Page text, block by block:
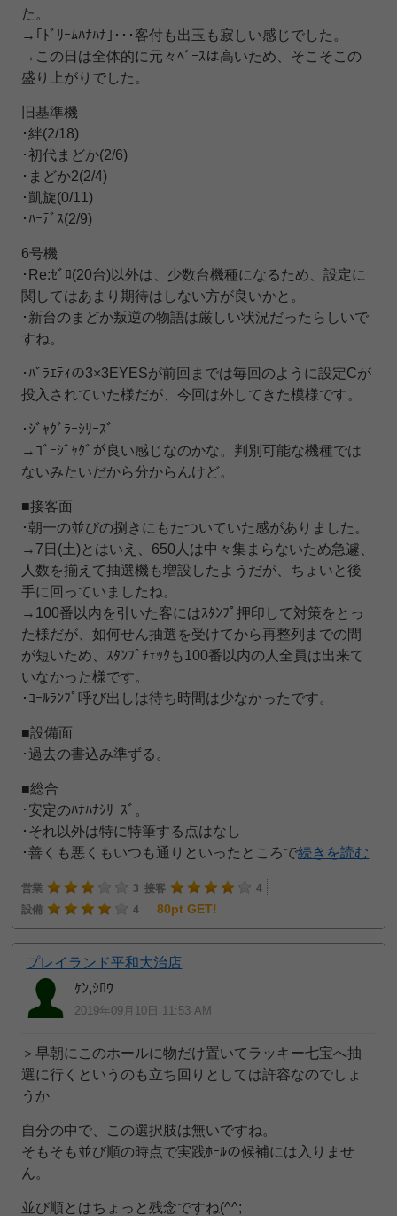
た。
→｢ﾄﾞﾘｰﾑﾊﾅﾊﾅ｣･･･客付も出玉も寂しい感じでした。
→この日は全体的に元々ﾍﾞｰｽは高いため、そこそこの
盛り上がりでした。
旧基準機
･絆(2/18)
･初代まどか(2/6)
･まどか2(2/4)
･凱旋(0/11)
･ﾊｰﾃﾞｽ(2/9)
6号機
･Re:ｾﾞﾛ(20台)以外は、少数台機種になるため、設定に
関してはあまり期待はしない方が良いかと。
･新台のまどか叛逆の物語は厳しい状況だったらしいで
すね。
･ﾊﾞﾗｴﾃｨの3×3EYESが前回までは毎回のように設定Cが
投入されていた様だが、今回は外してきた模様です。
･ｼﾞｬｸﾞﾗｰｼﾘｰｽﾞ
→ｺﾞｰｼﾞｬｸﾞが良い感じなのかな。判別可能な機種では
ないみたいだから分からんけど。
■接客面
･朝一の並びの捌きにもたついていた感がありました。
→7日(土)とはいえ、650人は中々集まらないため急遽、
人数を揃えて抽選機も増設したようだが、ちょいと後
手に回っていましたね。
→100番以内を引いた客にはｽﾀﾝﾌﾟ押印して対策をとっ
た様だが、如何せん抽選を受けてから再整列までの間
が短いため、ｽﾀﾝﾌﾟﾁｪｯｸも100番以内の人全員は出来て
いなかった様です。
･ｺｰﾙﾗﾝﾌﾟ呼び出しは待ち時間は少なかったです。
■設備面
･過去の書込み準ずる。
■総合
･安定のﾊﾅﾊﾅｼﾘｰｽﾞ。
･それ以外は特に特筆する点はなし
･善くも悪くもいつも通りといったところで続きを読む
営業 3 接客
4
設備
4 80pt GET!
プレイランド平和大治店
ｹﾝ,ｼﾛｳ
2019年09月10日 11:53 AM
＞早朝にこのホールに物だけ置いてラッキー七宝へ抽
選に行くというのも立ち回りとしては許容なのでしょ
うか
自分の中で、この選択肢は無いですね。
そもそも並び順の時点で実践ﾎｰﾙの候補には入りませ
ん。
並び順とはちょっと残念ですね(^^;